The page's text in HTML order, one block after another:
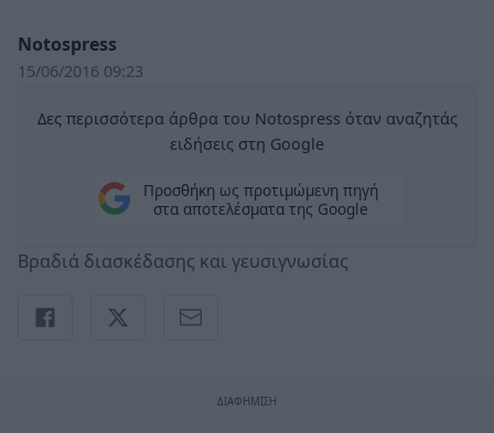
Notospress
15/06/2016 09:23
Δες περισσότερα άρθρα του Notospress όταν αναζητάς
ειδήσεις στη Google
Προσθήκη ως προτιμώμενη πηγή
στα αποτελέσματα της Google
Βραδιά διασκέδασης και γευσιγνωσίας